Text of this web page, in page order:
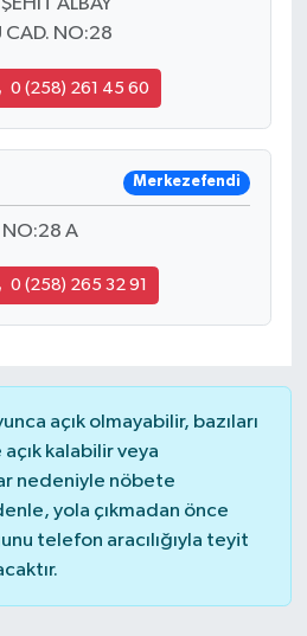
ALBAY
CAD. NO:28
0 (258) 261 45 60
Merkezefendi
NO:28 A
0 (258) 265 32 91
açık olmayabilir, bazıları
kalabilir veya
nedeniyle nöbete
yola çıkmadan önce
telefon aracılığıyla teyit